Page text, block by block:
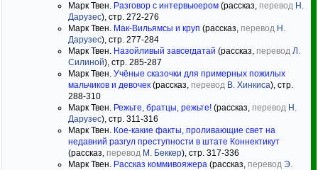
Марк Твен. Разговор с интервьюером (рассказ, перевод Н.
Дарузес), стр. 272-276
Марк Твен. Мак-Вильямсы и круп (рассказ, перевод Н.
Дарузес), стр. 277-284
Марк Твен. Назойливый завсегдатай (рассказ, перевод Л.
Силиной), стр. 285-287
Марк Твен. Учёные сказочки для примерных пожилых
мальчиков и девочек (рассказ, перевод В. Хинкиса), стр.
288-310
Марк Твен. Режьте, братцы, режьте! (рассказ, перевод Н.
Дарузес), стр. 311-316
Марк Твен. Кое-какие факты, проливающие свет на
недавний разгул преступности в штате Коннектикут
(рассказ, перевод М. Беккер), стр. 317-336
Марк Твен. Рассказ коммивояжера (рассказ, перевод Э.